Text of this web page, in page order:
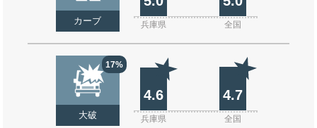
カーブ 兵庫県 全国
17%
大破
4.6 4.7
兵庫県 全国